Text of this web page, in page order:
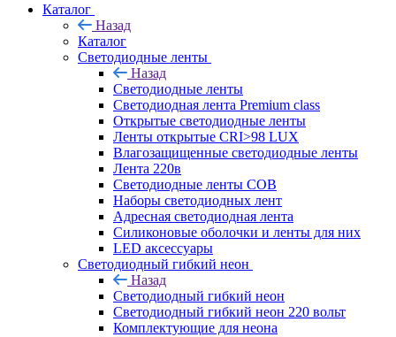
Каталог
Назад
Каталог
Светодиодные ленты
Назад
Светодиодные ленты
Светодиодная лента Premium class
Открытые светодиодные ленты
Ленты открытые CRI>98 LUX
Влагозащищенные светодиодные ленты
Лента 220в
Светодиодные ленты COB
Наборы светодиодных лент
Адресная светодиодная лента
Силиконовые оболочки и ленты для них
LED аксессуары
Светодиодный гибкий неон
Назад
Светодиодный гибкий неон
Светодиодный гибкий неон 220 вольт
Комплектующие для неона